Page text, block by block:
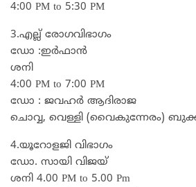
4:00 PM to 5:30 PM
3.എല്ല് രോഗവിഭാഗം
ഡോ :ഇർഫാൻ
ശനി
4:00 PM to 7:00 PM
ഡോ : ജവഹർ ആദിരാജ
ചൊവ്വ, വെള്ളി (വൈകുന്നേരം)
4.യൂറോളജി വിഭാഗം
ഡോ. സായി വിജയ്
ശനി 4.00 PM to 5.00 Pm